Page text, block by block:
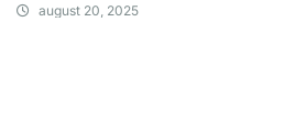
august 20, 2025